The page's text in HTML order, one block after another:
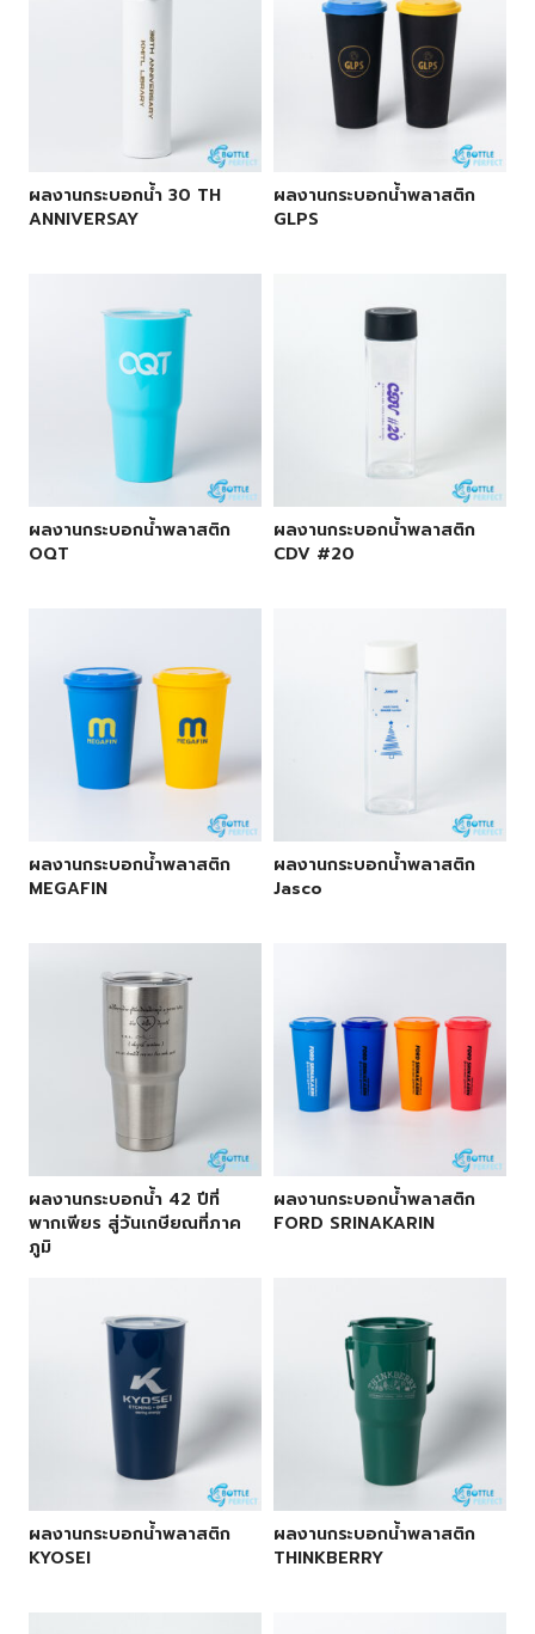
ผลงานกระบอกน้ำ 30 TH
ANNIVERSAY
ผลงานกระบอกน้ำพลาสติก
GLPS
ผลงานกระบอกน้ำพลาสติก
OQT
ผลงานกระบอกน้ำพลาสติก
CDV #20
ผลงานกระบอกน้ำพลาสติก
MEGAFIN
ผลงานกระบอกน้ำพลาสติก
Jasco
ผลงานกระบอกน้ำ 42 ปีที่
พากเพียร สู่วันเกษียณที่ภาค
ภูมิ
ผลงานกระบอกน้ำพลาสติก
FORD SRINAKARIN
ผลงานกระบอกน้ำพลาสติก
KYOSEI
ผลงานกระบอกน้ำพลาสติก
THINKBERRY